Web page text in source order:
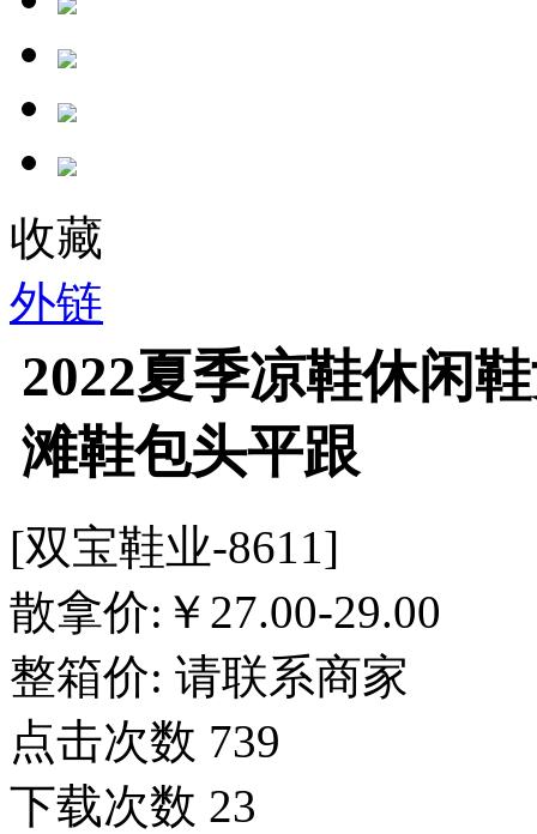
收藏
外链
2022夏季凉鞋休闲
滩鞋包头平跟
[双宝鞋业-8611]
散拿价: ￥ 27.00-29.00
整箱价: 请联系商家
点击次数 739
下载次数 23